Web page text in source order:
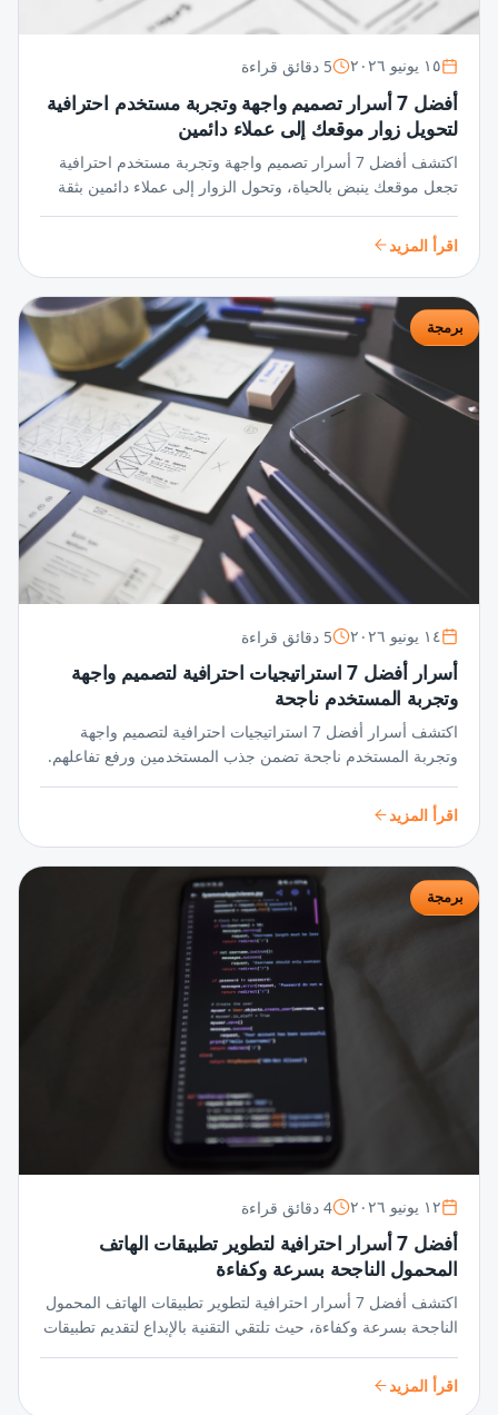
١٥ يونيو ٢٠٢٦ 5 دقائق قراءة
أفضل 7 أسرار تصميم واجهة وتجربة مستخدم احترافية
لتحويل زوار موقعك إلى عملاء دائمين
اكتشف أفضل 7 أسرار تصميم واجهة وتجربة مستخدم احترافية
تجعل موقعك ينبض بالحياة، وتحول الزوار إلى عملاء دائمين بثقة
اقرأ المزيد
برمجة
١٤ يونيو ٢٠٢٦ 5 دقائق قراءة
أسرار أفضل 7 استراتيجيات احترافية لتصميم واجهة
وتجربة المستخدم ناجحة
اكتشف أسرار أفضل 7 استراتيجيات احترافية لتصميم واجهة
وتجربة المستخدم ناجحة تضمن جذب المستخدمين ورفع تفاعلهم.
اقرأ المزيد
برمجة
١٢ يونيو ٢٠٢٦ 4 دقائق قراءة
أفضل 7 أسرار احترافية لتطوير تطبيقات الهاتف
المحمول الناجحة بسرعة وكفاءة
اكتشف أفضل 7 أسرار احترافية لتطوير تطبيقات الهاتف المحمول
الناجحة بسرعة وكفاءة، حيث تلتقي التقنية بالإبداع لتقديم تطبيقات
اقرأ المزيد